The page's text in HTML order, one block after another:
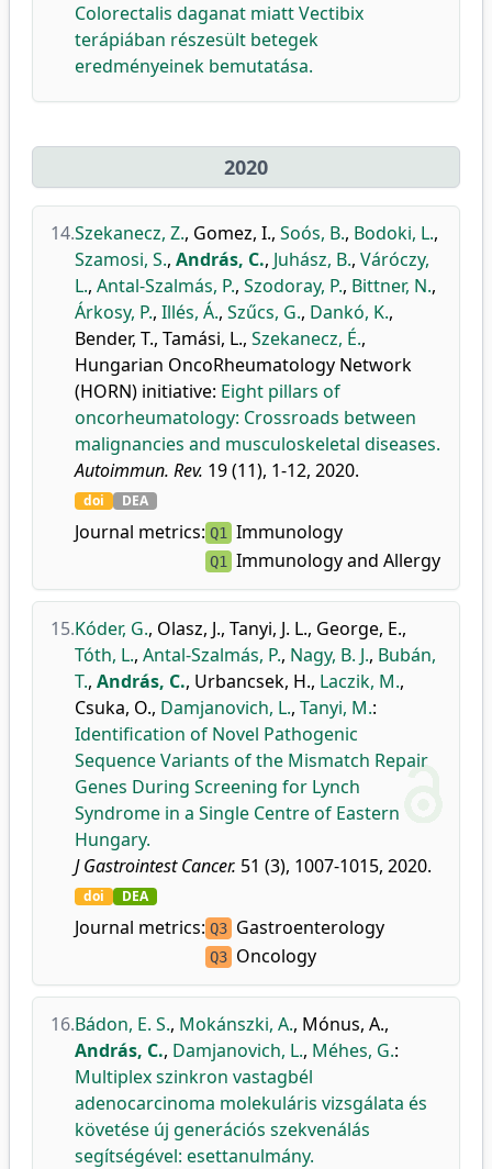
Colorectalis daganat miatt Vectibix
terápiában részesült betegek
eredményeinek bemutatása.
2020
14.Szekanecz, Z., Gomez, I., Soós, B., Bodoki, L.,
Szamosi, S., András, C., Juhász, B., Váróczy,
L., Antal-Szalmás, P., Szodoray, P., Bittner, N.,
Árkosy, P., Illés, Á., Szűcs, G., Dankó, K.,
Bender, T., Tamási, L., Szekanecz, É.,
Hungarian OncoRheumatology Network
(HORN) initiative: Eight pillars of
oncorheumatology: Crossroads between
malignancies and musculoskeletal diseases.
Autoimmun. Rev. 19 (11), 1-12, 2020.
doi DEA
Journal metrics: Q1 Immunology
Q1 Immunology and Allergy
15.Kóder, G., Olasz, J., Tanyi, J. L., George, E.,
Tóth, L., Antal-Szalmás, P., Nagy, B. J., Bubán,
T., András, C., Urbancsek, H., Laczik, M.,
Csuka, O., Damjanovich, L., Tanyi, M.:
Identification of Novel Pathogenic
Sequence Variants of the Mismatch Repair
Genes During Screening for Lynch
Syndrome in a Single Centre of Eastern
Hungary.
J Gastrointest Cancer. 51 (3), 1007-1015, 2020.
doi DEA
Journal metrics: Q3 Gastroenterology
Q3 Oncology
16.Bádon, E. S., Mokánszki, A., Mónus, A.,
András, C., Damjanovich, L., Méhes, G.:
Multiplex szinkron vastagbél
adenocarcinoma molekuláris vizsgálata és
követése új generációs szekvenálás
segítségével: esettanulmány.